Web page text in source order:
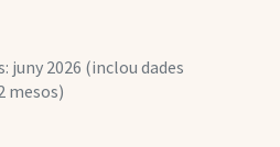
juny 2026 (inclou dades
mesos)